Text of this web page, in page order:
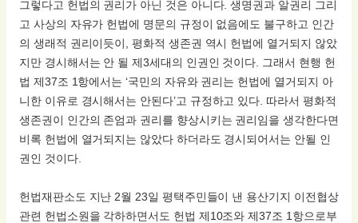
그렇다고 헌법의 권리가 아닌 것은 아니다. 생명권과 알권리 그리
고 사상의 자유가 헌법에 명문의 규정이 없음에도 불구하고 인간
의 생래적 권리이듯이, 평화적 생존권 역시 헌법에 열거되지 않았
지만 경시해서는 안 될 제3세대의 인권인 것이다. 그래서 현행 헌
법 제37조 1항에서는 ‘국민의 자유와 권리는 헌법에 열거되지 아
니한 이유로 경시해서는 안된다’고 규정하고 있다. 따라서 평화적
생존권이 인간의 존엄과 권리를 향상시키는 권리임을 생각한다면
비록 헌법에 열거되지는 않았다 하더라도 경시되어서는 안될 인
권인 것이다.
헌법재판소도 지난 2월 23일 평택주민들이 낸 용산기지 이전협상
관련 헌법소원을 각하하면서도 헌법 제10조와 제37조 1항으로부